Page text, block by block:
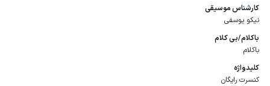
كارشناس موسیقی
نیکو یوسفی
باكلام/بی كلام
باکلام
كلیدواژه
کنسرت رایگان